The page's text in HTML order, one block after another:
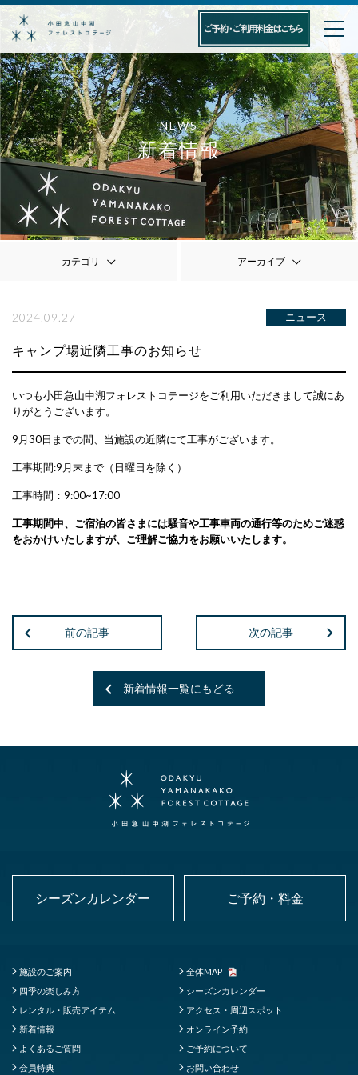
NEWS
新着情報
カテゴリ アーカイブ
2024.09.27 ニュース
キャンプ場近隣工事のお知らせ
いつも小田急山中湖フォレストコテージをご利用いただきまして誠にあ
りがとうございます。
9月30日までの間、当施設の近隣にて工事がございます。
工事期間:9月末まで（日曜日を除く）
工事時間：9:00~17:00
工事期間中、ご宿泊の皆さまには騒音や工事車両の通行等のためご迷惑
をおかけいたしますが、ご理解ご協力をお願いいたします。
前の記事 次の記事
新着情報一覧にもどる
シーズンカレンダー ご予約・料金
施設のご案内
全体MAP
四季の楽しみ方
シーズンカレンダー
レンタル・販売アイテム
アクセス・周辺スポット
新着情報
オンライン予約
よくあるご質問
ご予約について
会員特典
お問い合わせ